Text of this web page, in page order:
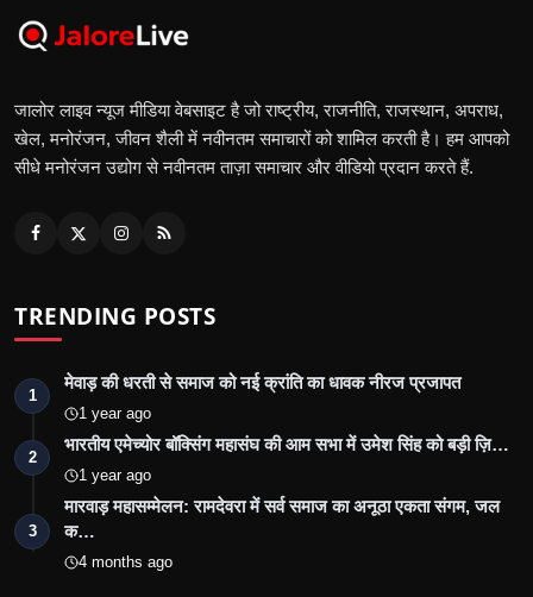
जालोर लाइव न्यूज मीडिया वेबसाइट है जो राष्ट्रीय, राजनीति, राजस्थान, अपराध,
खेल, मनोरंजन, जीवन शैली में नवीनतम समाचारों को शामिल करती है। हम आपको
सीधे मनोरंजन उद्योग से नवीनतम ताज़ा समाचार और वीडियो प्रदान करते हैं.
TRENDING POSTS
1
मेवाड़ की धरती से समाज को नई क्रांति का धावक नीरज प्रजापत
1 year ago
2
भारतीय एमेच्योर बॉक्सिंग महासंघ की आम सभा में उमेश सिंह को बड़ी ज़ि…
1 year ago
3
मारवाड़ महासम्मेलन: रामदेवरा में सर्व समाज का अनूठा एकता संगम, जल
क…
4 months ago